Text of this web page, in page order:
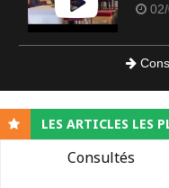
LES ARTICLES LES
Consultés